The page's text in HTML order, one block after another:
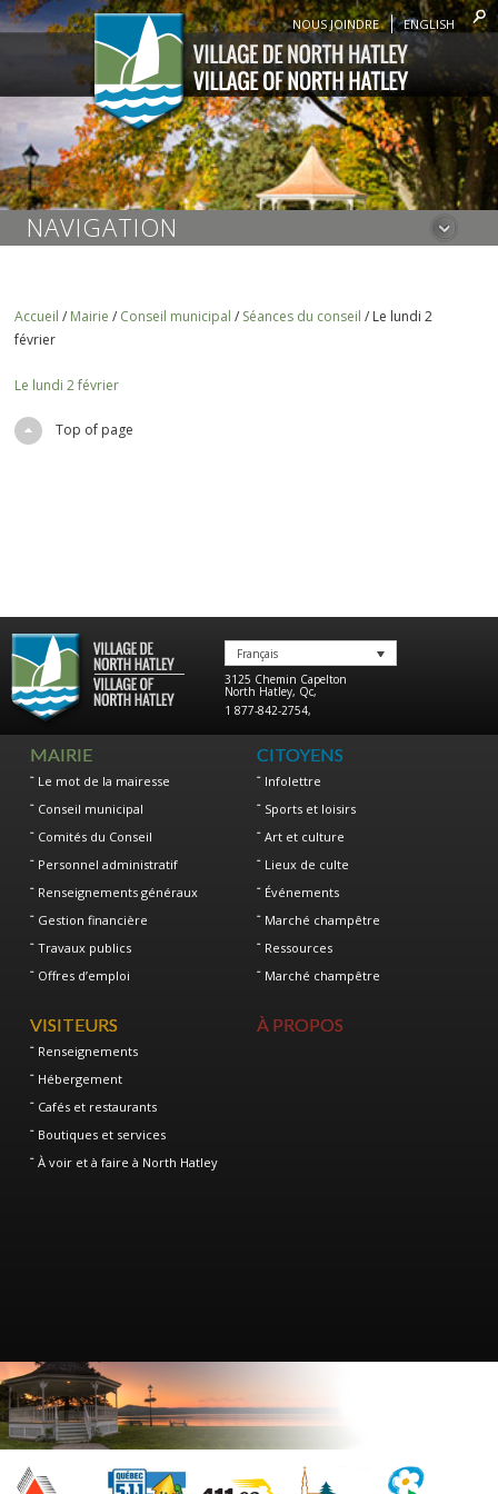
NOUS JOINDRE ENGLISH
NAVIGATION
Accueil / Mairie / Conseil municipal / Séances du conseil / Le lundi 2
février
Le lundi 2 février
Top of page
Français
3125 Chemin Capelton
North Hatley, Qc,
1 877-842-2754,
MAIRIE
Le mot de la mairesse
Conseil municipal
Comités du Conseil
Personnel administratif
Renseignements généraux
Gestion financière
Travaux publics
Offres d’emploi
CITOYENS
Infolettre
Sports et loisirs
Art et culture
Lieux de culte
Événements
Marché champêtre
Ressources
Marché champêtre
VISITEURS
Renseignements
Hébergement
Cafés et restaurants
Boutiques et services
À voir et à faire à North Hatley
À PROPOS